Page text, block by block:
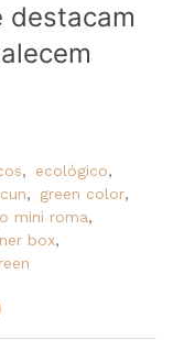
destacam
, ecológico,
, green color,
mini roma,
box,